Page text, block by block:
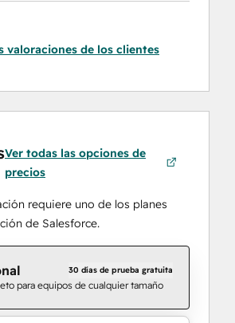
valoraciones de los clientes
Ver todas las opciones de
precios
requiere uno de los planes
de Salesforce.
30 días de prueba gratuita
para equipos de cualquier tamaño